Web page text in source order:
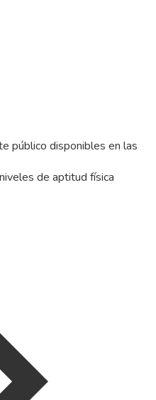
público disponibles en las
de aptitud física